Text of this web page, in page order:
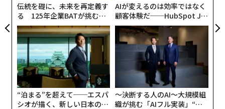
伝統を礎に、未来を再定義す
る 125年企業BATが挑むス
モークレスな未来
AIが変えるのは効率ではなく
顧客体験だ──HubSpot Ja
panが語る「Grow Better」
な組織のつくり方
“泊まる”を超えて──エスパ
シオが描く、新しい日本のラ
〜決断する人のAI〜大規模組
織が挑む「AIフル実装」“使